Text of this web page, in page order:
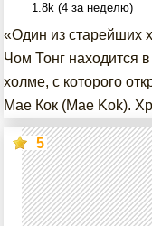
1.8k (4 за неделю)
«Один из старейших
Чом Тонг находится
холме, с которого
Мае Кок (Mae Kok).
5